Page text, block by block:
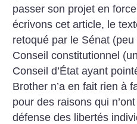
passer son projet en
écrivons cet article, le
retoqué par le Sénat
Conseil constitutionnel
Conseil d’État ayant
Brother n’a en fait rien à
pour des raisons qui
défense des libertés